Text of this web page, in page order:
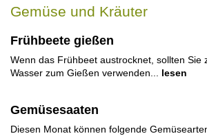
Gemüse und Kräuter
Frühbeete gießen
Wenn das Frühbeet austrocknet, sollten Sie
Wasser zum Gießen verwenden...
lesen
Gemüsesaaten
Diesen Monat können folgende